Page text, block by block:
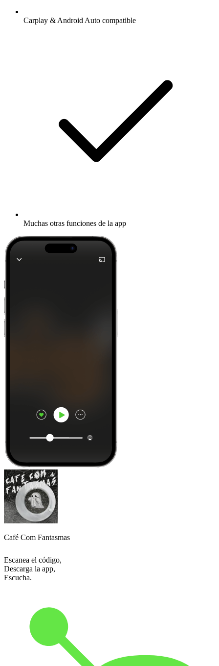
Carplay & Android Auto compatible
Muchas otras funciones de la app
Café Com Fantasmas
Escanea el código,
Descarga la app,
Escucha.